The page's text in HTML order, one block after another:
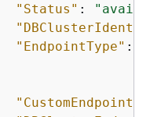
"Status" :
"EndpointType" :